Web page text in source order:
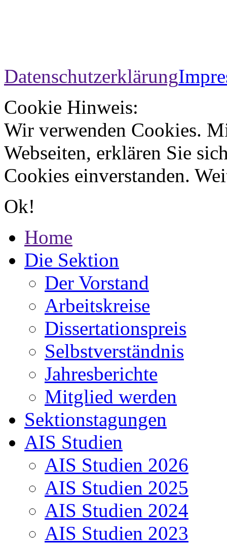
Datenschutzerklärung
Cookie Hinweis:
Wir verwenden Cookies.
Webseiten, erklären Sie
Cookies einverstanden.
Ok!
Home
Die Sektion
Der Vorstand
Arbeitskreise
Dissertationspreis
Selbstverständnis
Jahresberichte
Mitglied werden
Sektionstagungen
AIS Studien
AIS Studien 2026
AIS Studien 2025
AIS Studien 2024
AIS Studien 2023